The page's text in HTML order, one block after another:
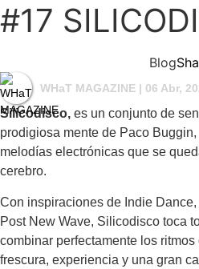
#17
Blog
WHaT MAGAZINE | 06 Abr,
Silicodisco, es un conjunto de
prodigiosa mente de Paco
melodías electrónicas que se
cerebro.
Con inspiraciones de Indie
Post New Wave, Silicodisco toca
combinar perfectamente los
frescura, experiencia y una gran